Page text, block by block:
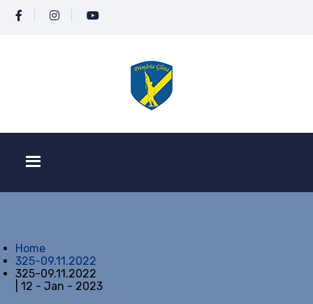
Home
325-09.11.2022
325-09.11.2022
| 12 - Jan - 2023